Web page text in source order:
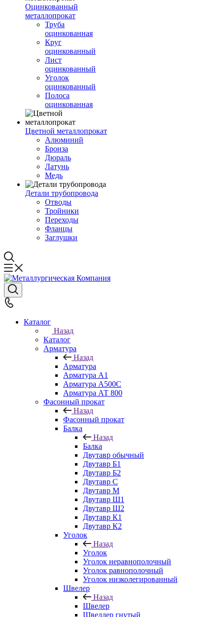
Оцинкованный
металлопрокат
Труба
оцинкованная
Круг
оцинкованный
Лист
оцинкованный
Уголок
оцинкованный
Полоса
оцинкованная
Цветной металлопрокат
Алюминий
Бронза
Дюраль
Латунь
Медь
Детали трубопровода
Отводы
Тройники
Переходы
Фланцы
Заглушки
Каталог
Назад
Каталог
Арматура
Назад
Арматура
Арматура А1
Арматура А500С
Арматура АТ 800
Фасонный прокат
Назад
Фасонный прокат
Балка
Назад
Балка
Двутавр обычный
Двутавр Б1
Двутавр Б2
Двутавр С
Двутавр М
Двутавр Ш1
Двутавр Ш2
Двутавр К1
Двутавр К2
Уголок
Назад
Уголок
Уголок неравнополочный
Уголок равнополочный
Уголок низколегированный
Швелер
Назад
Швелер
Швеллер гнутый